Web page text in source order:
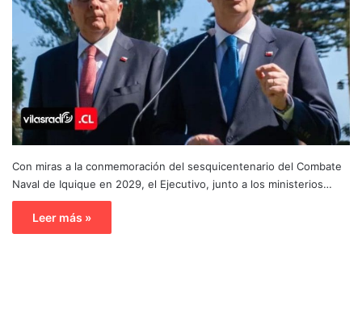
Con miras a la conmemoración del sesquicentenario del Combate
Naval de Iquique en 2029, el Ejecutivo, junto a los ministerios…
Leer más »